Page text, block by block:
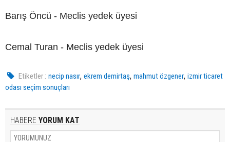
Barış Öncü - Meclis yedek üyesi
Cemal Turan - Meclis yedek üyesi
Etiketler : necip nasır,ekrem demirtaş,mahmut özgener,izmir ticaret
odası seçim sonuçları
HABERE YORUM KAT